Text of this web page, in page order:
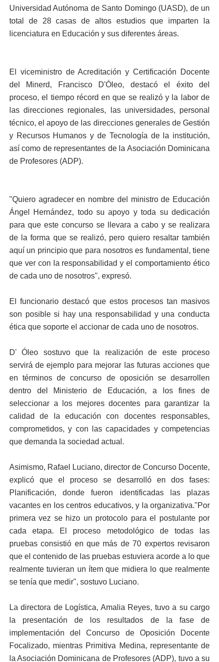
Universidad Autónoma de Santo Domingo (UASD), de un
total de 28 casas de altos estudios que imparten la
licenciatura en Educación y sus diferentes áreas.
El viceministro de Acreditación y Certificación Docente
del Minerd, Francisco D'Óleo, destacó el éxito del
proceso, el tiempo récord en que se realizó y la labor de
las direcciones regionales, las universidades, personal
técnico, el apoyo de las direcciones generales de Gestión
y Recursos Humanos y de Tecnología de la institución,
así como de representantes de la Asociación Dominicana
de Profesores (ADP).
"Quiero agradecer en nombre del ministro de Educación
Ángel Hernández, todo su apoyo y toda su dedicación
para que este concurso se llevara a cabo y se realizara
de la forma que se realizó, pero quiero resaltar también
aquí un principio que para nosotros es fundamental, tiene
que ver con la responsabilidad y el comportamiento ético
de cada uno de nosotros", expresó.
El funcionario destacó que estos procesos tan masivos
son posible si hay una responsabilidad y una conducta
ética que soporte el accionar de cada uno de nosotros.
D' Óleo sostuvo que la realización de este proceso
servirá de ejemplo para mejorar las futuras acciones que
en términos de concurso de oposición se desarrollen
dentro del Ministerio de Educación, a los fines de
seleccionar a los mejores docentes para garantizar la
calidad de la educación con docentes responsables,
comprometidos, y con las capacidades y competencias
que demanda la sociedad actual.
Asimismo, Rafael Luciano, director de Concurso Docente,
explicó que el proceso se desarrolló en dos fases:
Planificación, donde fueron identificadas las plazas
vacantes en los centros educativos, y la organizativa."Por
primera vez se hizo un protocolo para el postulante por
cada etapa. El proceso metodológico de todas las
pruebas consistió en que más de 70 expertos revisaron
que el contenido de las pruebas estuviera acorde a lo que
realmente tuvieran un ítem que midiera lo que realmente
se tenía que medir", sostuvo Luciano.
La directora de Logística, Amalia Reyes, tuvo a su cargo
la presentación de los resultados de la fase de
implementación del Concurso de Oposición Docente
Focalizado, mientras Primitiva Medina, representante de
la Asociación Dominicana de Profesores (ADP), tuvo a su